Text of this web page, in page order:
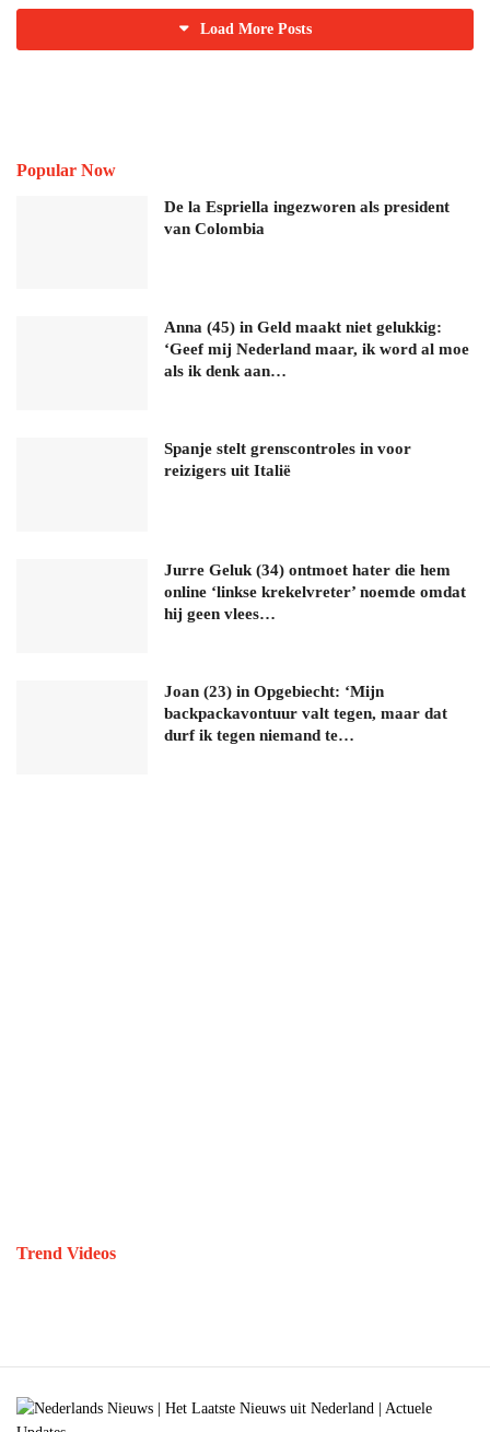
Load More Posts
Popular Now
De la Espriella ingezworen als president
van Colombia
Anna (45) in Geld maakt niet gelukkig:
‘Geef mij Nederland maar, ik word al moe
als ik denk aan…
Spanje stelt grenscontroles in voor
reizigers uit Italië
Jurre Geluk (34) ontmoet hater die hem
online ‘linkse krekelvreter’ noemde omdat
hij geen vlees…
Joan (23) in Opgebiecht: ‘Mijn
backpackavontuur valt tegen, maar dat
durf ik tegen niemand te…
Trend Videos